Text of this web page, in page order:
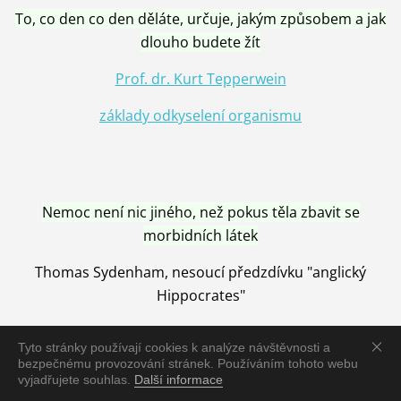
Tyto stránky používají cookies k analýze návštěvnosti a
bezpečnému provozování stránek. Používáním tohoto webu
vyjadřujete souhlas. Další informace
To, co den co den děláte, určuje, jakým způsobem a jak
dlouho budete žít
Prof. dr. Kurt Tepperwein
základy odkyselení organismu
Nemoc není nic jiného, než pokus těla zbavit se
morbidních látek
Thomas Sydenham, nesoucí předzdívku "anglický
Hippocrates"
Nemoc je vyléčena jen pomocí Přírody, neutralizací a